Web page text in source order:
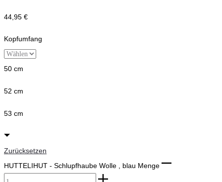
44,95 €
Kopfumfang
50 cm
52 cm
53 cm
Zurücksetzen
HUTTELIHUT - Schlupfhaube Wolle , blau Menge